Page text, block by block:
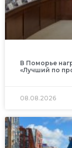
В Поморье
«Лучший по
08.08.2026